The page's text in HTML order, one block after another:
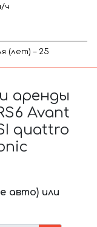
ч
(лет) – 25
аренды
Avant
quattro
авто) или